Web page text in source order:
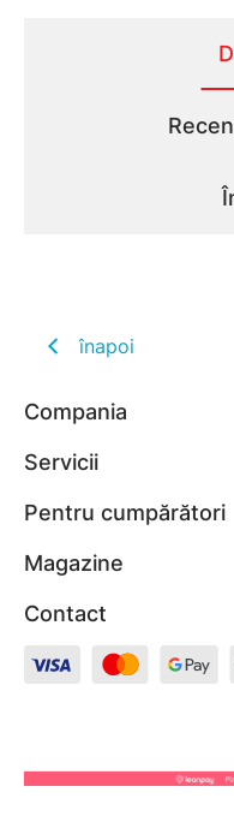
înapoi
Compania
Servicii
Pentru cumpărători
Magazine
Contact